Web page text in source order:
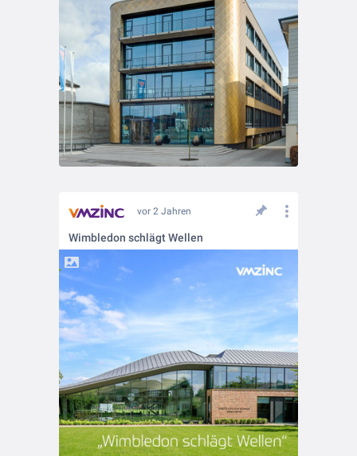
vor 2 Jahren
Wimbledon schlägt Wellen